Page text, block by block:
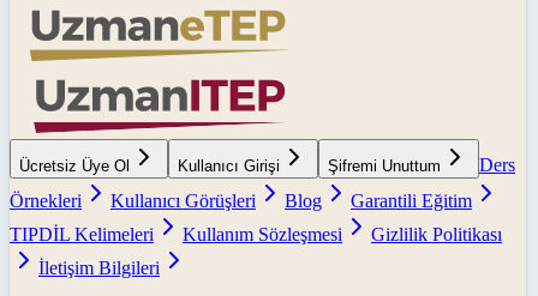
Ücretsiz Üye Ol Kullanıcı Girişi Şifremi Unuttum
Ders
Örnekleri
Kullanıcı Görüşleri Blog
Garantili Eğitim
TIPDİL Kelimeleri
Kullanım Sözleşmesi
Gizlilik Politikası
İletişim Bilgileri